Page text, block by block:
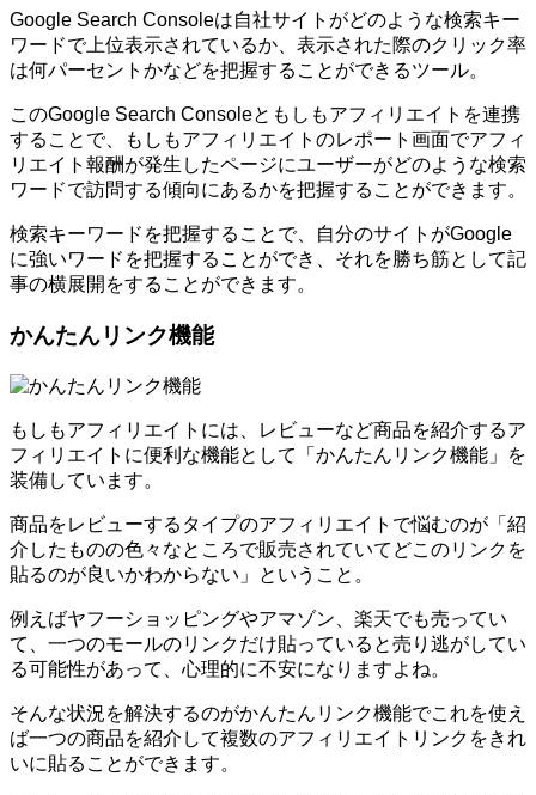
Google Search Consoleは自社サイトがどのような検索キー
ワードで上位表示されているか、表示された際のクリック率
は何パーセントかなどを把握することができるツール。
このGoogle Search Consoleともしもアフィリエイトを連携
することで、もしもアフィリエイトのレポート画面でアフィ
リエイト報酬が発生したページにユーザーがどのような検索
ワードで訪問する傾向にあるかを把握することができます。
検索キーワードを把握することで、自分のサイトがGoogle
に強いワードを把握することができ、それを勝ち筋として記
事の横展開をすることができます。
かんたんリンク機能
もしもアフィリエイトには、レビューなど商品を紹介するア
フィリエイトに便利な機能として「かんたんリンク機能」を
装備しています。
商品をレビューするタイプのアフィリエイトで悩むのが「紹
介したものの色々なところで販売されていてどこのリンクを
貼るのが良いかわからない」ということ。
例えばヤフーショッピングやアマゾン、楽天でも売ってい
て、一つのモールのリンクだけ貼っていると売り逃がしてい
る可能性があって、心理的に不安になりますよね。
そんな状況を解決するのがかんたんリンク機能でこれを使え
ば一つの商品を紹介して複数のアフィリエイトリンクをきれ
いに貼ることができます。